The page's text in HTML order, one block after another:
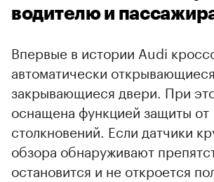
водителю и
Впервые в истории Audi
автоматически
закрывающиеся двери. При
оснащена функцией защиты от
столкновений. Если датчики
обзора обнаруживают
остановится и не откроется